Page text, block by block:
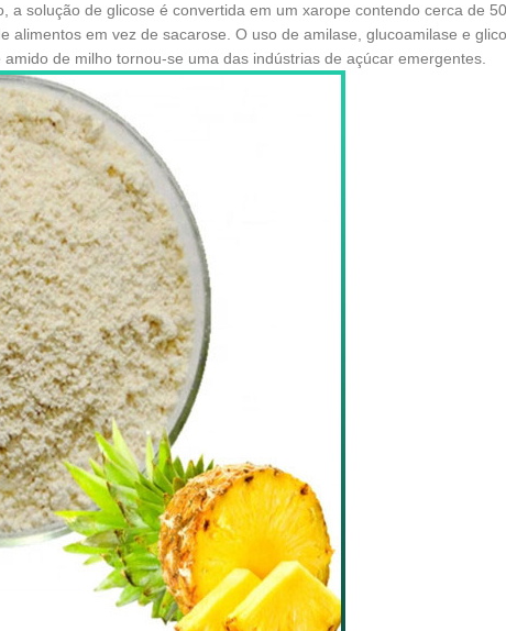
a solução de glicose é convertida em um xarope contendo cerca de
alimentos em vez de sacarose. O uso de amilase, glucoamilase e
de milho tornou-se uma das indústrias de açúcar emergentes.